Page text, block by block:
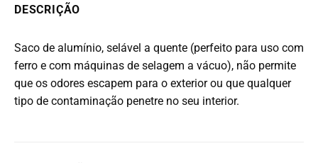
DESCRIÇÃO
Saco de alumínio, selável a quente (perfeito para uso com
ferro e com máquinas de selagem a vácuo), não permite
que os odores escapem para o exterior ou que qualquer
tipo de contaminação penetre no seu interior.